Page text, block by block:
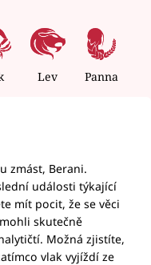
Lev Panna
zmást, Berani.
události týkající
mít pocit, že se věci
skutečně
Možná zjistíte,
vlak vyjíždí ze